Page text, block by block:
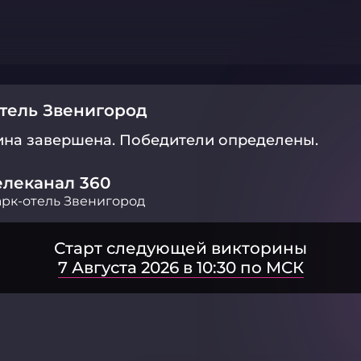
Звенигород
завершена. Победители определены.
360
отель Звенигород
Старт следующей викторины
7 Августа 2026 в 10:30 по МСК